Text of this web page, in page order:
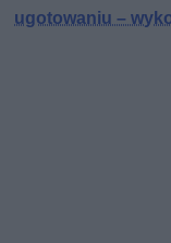
ugotowaniu –